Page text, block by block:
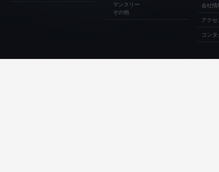
マンスリー
その他
会社情
アクセ
コンタ